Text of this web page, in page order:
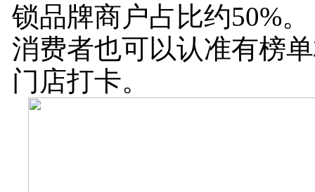
锁品牌商户占比约50%。
消费者也可以认准有榜
门店打卡。